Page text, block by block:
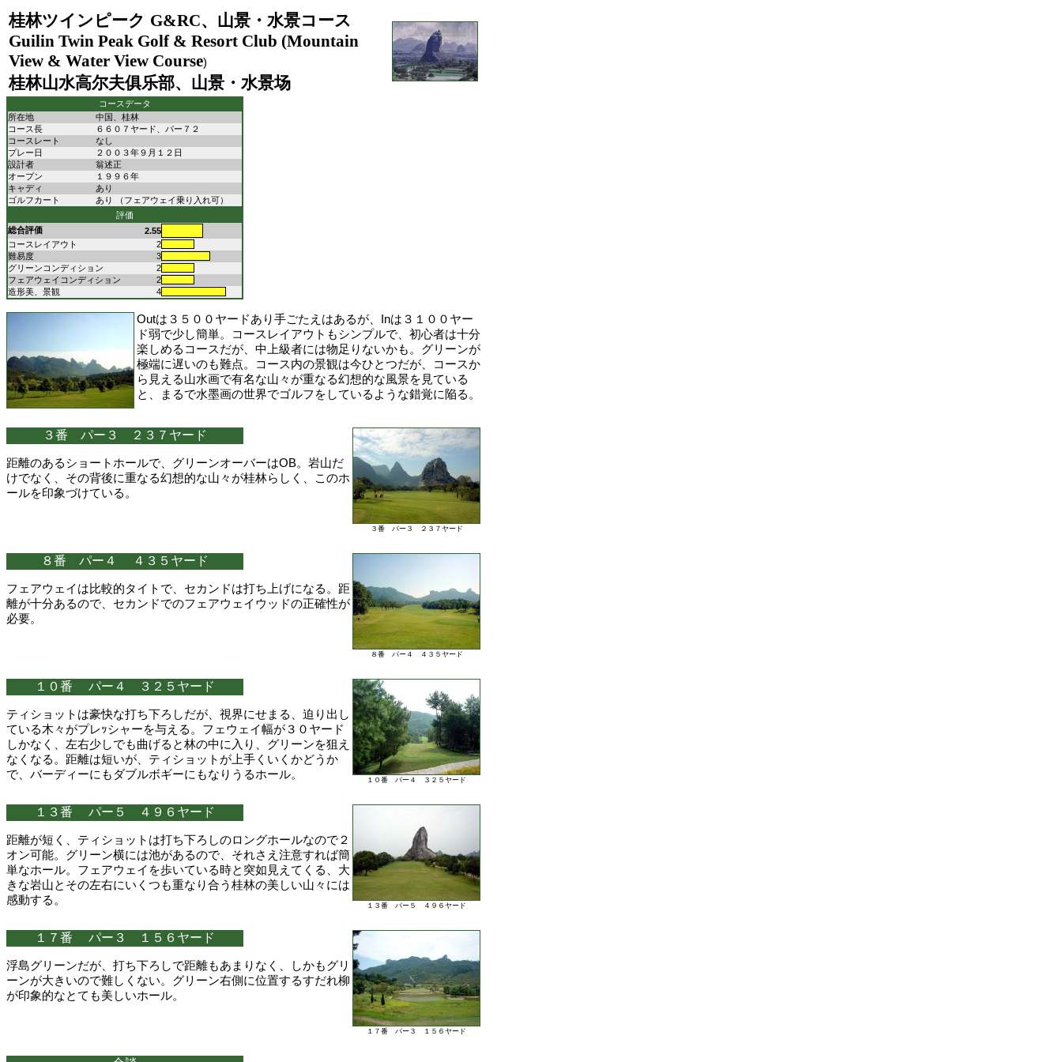
桂林ツインピーク G&RC、山景・水景コース
Guilin Twin Peak Golf & Resort Club (Mountain
View & Water View Course)
桂林山水高尔夫俱乐部、山景・水景场
コースデータ
所在地
中国、桂林
コース長
６６０７ヤード、パー７２
コースレート
なし
プレー日
２００３年９月１２日
設計者
翁述正
オープン
１９９６年
キャディ
あり
ゴルフカート
あり （フェアウェイ乗り入れ可）
評価
総合評価
2.55
コースレイアウト
2
難易度
3
グリーンコンディション
2
フェアウェイコンディション
2
造形美、景観
4
Outは３５００ヤードあり手ごたえはあるが、Inは３１００ヤー
ド弱で少し簡単。コースレイアウトもシンプルで、初心者は十分
楽しめるコースだが、中上級者には物足りないかも。グリーンが
極端に遅いのも難点。コース内の景観は今ひとつだが、コースか
ら見える山水画で有名な山々が重なる幻想的な風景を見ている
と、まるで水墨画の世界でゴルフをしているような錯覚に陥る。
３番 パー３ ２３７ヤード
距離のあるショートホールで、グリーンオーバーはOB。岩山だ
けでなく、その背後に重なる幻想的な山々が桂林らしく、このホ
ールを印象づけている。
３番 パー３ ２３７ヤード
８番 パー４ ４３５ヤード
フェアウェイは比較的タイトで、セカンドは打ち上げになる。距
離が十分あるので、セカンドでのフェアウェイウッドの正確性が
必要。
８番 パー４ ４３５ヤード
１０番 パー４ ３２５ヤード
ティショットは豪快な打ち下ろしだが、視界にせまる、迫り出し
ている木々がプレｯシャーを与える。フェウェイ幅が３０ヤード
しかなく、左右少しでも曲げると林の中に入り、グリーンを狙え
なくなる。距離は短いが、ティショットが上手くいくかどうか
で、バーディーにもダブルボギーにもなりうるホール。
１０番 パー４ ３２５ヤード
１３番 パー５ ４９６ヤード
距離が短く、ティショットは打ち下ろしのロングホールなので２
オン可能。グリーン横には池があるので、それさえ注意すれば簡
単なホール。フェアウェイを歩いている時と突如見えてくる、大
きな岩山とその左右にいくつも重なり合う桂林の美しい山々には
感動する。
１３番 パー５ ４９６ヤード
１７番 パー３ １５６ヤード
浮島グリーンだが、打ち下ろしで距離もあまりなく、しかもグリ
ーンが大きいので難しくない。グリーン右側に位置するすだれ柳
が印象的なとても美しいホール。
１７番 パー３ １５６ヤード